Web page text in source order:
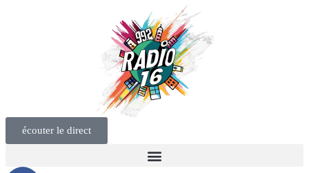
écouter le direct